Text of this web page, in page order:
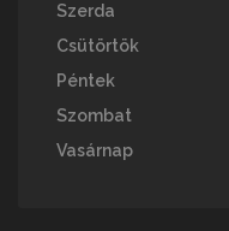
Szerda
Csütörtök
Péntek
Szombat
Vasárnap